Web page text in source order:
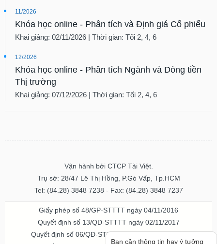
11/2026
Khóa học online - Phân tích và Định giá Cổ phiếu
Khai giảng: 02/11/2026 | Thời gian: Tối 2, 4, 6
12/2026
Khóa học online - Phân tích Ngành và Dòng tiền
Thị trường
Khai giảng: 07/12/2026 | Thời gian: Tối 2, 4, 6
Vận hành bởi CTCP Tài Việt.
Trụ sở: 28/47 Lê Thị Hồng, P.Gò Vấp, Tp.HCM
Tel: (84.28) 3848 7238 - Fax: (84.28) 3848 7237
Giấy phép số 48/GP-STTTT ngày 04/11/2016
Quyết định số 13/QĐ-STTTT ngày 02/11/2017
Quyết định số 06/QĐ-STTTT-ICP ngày 20/07/2023
Bạn cần thông tin hay ý tưởng